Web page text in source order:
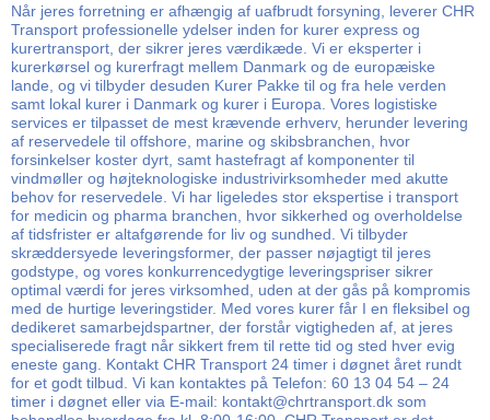
Når jeres forretning er afhængig af uafbrudt forsyning, leverer CHR
Transport professionelle ydelser inden for kurer express og
kurertransport, der sikrer jeres værdikæde. Vi er eksperter i
kurerkørsel og kurerfragt mellem Danmark og de europæiske
lande, og vi tilbyder desuden Kurer Pakke til og fra hele verden
samt lokal kurer i Danmark og kurer i Europa. Vores logistiske
services er tilpasset de mest krævende erhverv, herunder levering
af reservedele til offshore, marine og skibsbranchen, hvor
forsinkelser koster dyrt, samt hastefragt af komponenter til
vindmøller og højteknologiske industrivirksomheder med akutte
behov for reservedele. Vi har ligeledes stor ekspertise i transport
for medicin og pharma branchen, hvor sikkerhed og overholdelse
af tidsfrister er altafgørende for liv og sundhed. Vi tilbyder
skræddersyede leveringsformer, der passer nøjagtigt til jeres
godstype, og vores konkurrencedygtige leveringspriser sikrer
optimal værdi for jeres virksomhed, uden at der gås på kompromis
med de hurtige leveringstider. Med vores kurer får I en fleksibel og
dedikeret samarbejdspartner, der forstår vigtigheden af, at jeres
specialiserede fragt når sikkert frem til rette tid og sted hver evig
eneste gang. Kontakt CHR Transport 24 timer i døgnet året rundt
for et godt tilbud. Vi kan kontaktes på Telefon: 60 13 04 54 – 24
timer i døgnet eller via E-mail: kontakt@chrtransport.dk som